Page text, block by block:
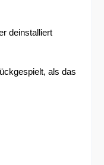
deinstalliert
als das